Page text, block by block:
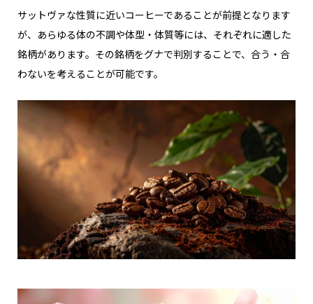
サットヴァな性質に近いコーヒーであることが前提となります
が、あらゆる体の不調や体型・体質等には、それぞれに適した
銘柄があります。その銘柄をグナで判別することで、合う・合
わないを考えることが可能です。